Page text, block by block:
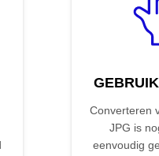
Converteren
JPG is
eenvoudig